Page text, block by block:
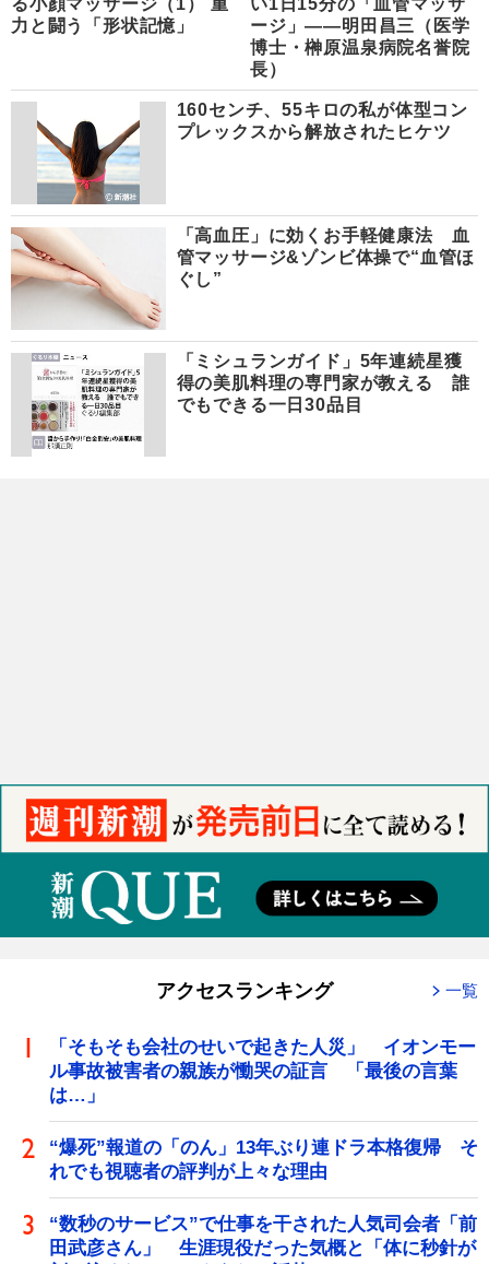
力と闘う「形状記憶」
ージ」――明田昌三（医学
博士・榊原温泉病院名誉院
長）
160センチ、55キロの私が体型コン
プレックスから解放されたヒケツ
「高血圧」に効くお手軽健康法 血
管マッサージ&ゾンビ体操で“血管ほ
ぐし”
「ミシュランガイド」5年連続星獲
得の美肌料理の専門家が教える 誰
でもできる一日30品目
アクセスランキング 一覧
「そもそも会社のせいで起きた人災」 イオンモー
ル事故被害者の親族が慟哭の証言 「最後の言葉
は…」
“爆死”報道の「のん」13年ぶり連ドラ本格復帰 そ
れでも視聴者の評判が上々な理由
“数秒のサービス”で仕事を干された人気司会者「前
田武彦さん」 生涯現役だった気概と「体に秒針が